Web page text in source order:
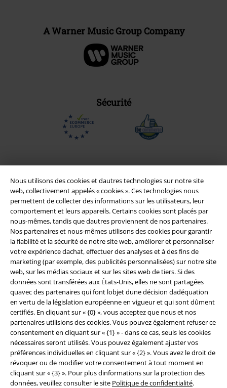
Nous utilisons des cookies et dautres technologies sur notre site
web, collectivement appelés « cookies ». Ces technologies nous
permettent de collecter des informations sur les utilisateurs, leur
comportement et leurs appareils. Certains cookies sont placés par
nous-mêmes, tandis que dautres proviennent de nos partenaires.
Nos partenaires et nous-mêmes utilisons des cookies pour garantir
la fiabilité et la sécurité de notre site web, améliorer et personnaliser
votre expérience dachat, effectuer des analyses et à des fins de
marketing (par exemple, des publicités personnalisées) sur notre site
web, sur les médias sociaux et sur les sites web de tiers. Si des
données sont transférées aux États-Unis, elles ne sont partagées
quavec des partenaires qui font lobjet dune décision dadéquation
en vertu de la législation européenne en vigueur et qui sont dûment
certifiés. En cliquant sur « {0} », vous acceptez que nous et nos
partenaires utilisions des cookies. Vous pouvez également refuser ce
consentement en cliquant sur « {1} » - dans ce cas, seuls les cookies
nécessaires seront utilisés. Vous pouvez également ajuster vos
préférences individuelles en cliquant sur « {2} ». Vous avez le droit de
révoquer ou de modifier votre consentement à tout moment en
cliquant sur « {3} ». Pour plus dinformations sur la protection des
données, veuillez consulter le site Politique de confidentialité.
A Warner Music Group Company
Sécurité
Légal
Conditions générales
Éditeur
Clauses de confidentialité
Élimination des déchets et protection de l'environnement
Déclaration de Conformité
Informations sur l'accessibilité